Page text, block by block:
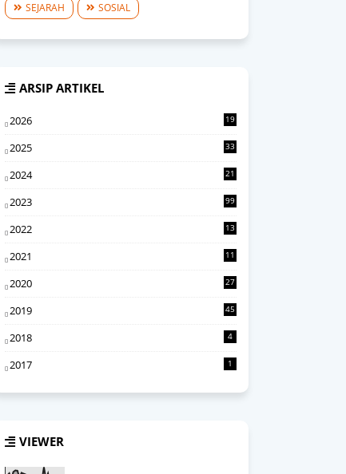
SEJARAH
SOSIAL
ARSIP ARTIKEL
2026
19
2025
33
2024
21
2023 99
2022
13
2021
11
2020
27
2019 45
2018 4
2017 1
VIEWER